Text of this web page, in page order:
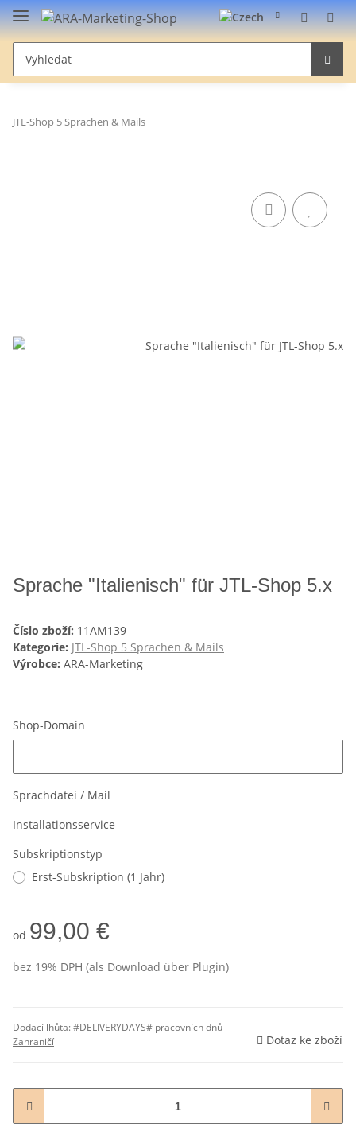
JTL-Shop 5 Sprachen & Mails
Sprache "Italienisch" für JTL-Shop 5.x
Číslo zboží: 11AM139
Kategorie: JTL-Shop 5 Sprachen & Mails
Výrobce: ARA-Marketing
Shop-Domain
Sprachdatei / Mail
Installationsservice
Subskriptionstyp
Erst-Subskription (1 Jahr)
od 99,00 €
bez 19% DPH (als Download über Plugin)
Dodací lhůta:#DELIVERYDAYS# pracovních dnů
Zahraničí
Dotaz ke zboží